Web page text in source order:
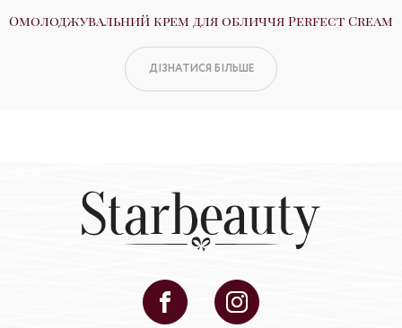
Омолоджувальний крем для обличчя Perfect Cream
ДІЗНАТИСЯ БІЛЬШЕ